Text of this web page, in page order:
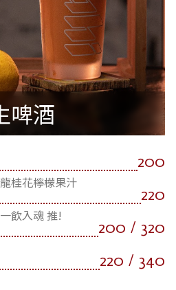
啤酒
200
桂花檸檬果汁
220
飲入魂 推!
200 / 320
220 / 340